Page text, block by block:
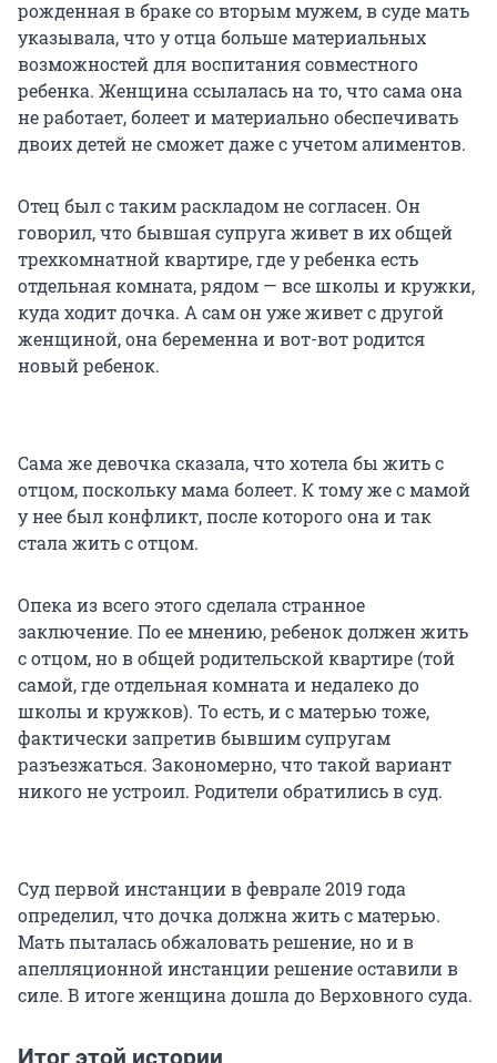
рожденная в браке со вторым мужем, в суде мать
указывала, что у отца больше материальных
возможностей для воспитания совместного
ребенка. Женщина ссылалась на то, что сама она
не работает, болеет и материально обеспечивать
двоих детей не сможет даже с учетом алиментов.
Отец был с таким раскладом не согласен. Он
говорил, что бывшая супруга живет в их общей
трехкомнатной квартире, где у ребенка есть
отдельная комната, рядом — все школы и кружки,
куда ходит дочка. А сам он уже живет с другой
женщиной, она беременна и вот-вот родится
новый ребенок.
Сама же девочка сказала, что хотела бы жить с
отцом, поскольку мама болеет. К тому же с мамой
у нее был конфликт, после которого она и так
стала жить с отцом.
Опека из всего этого сделала странное
заключение. По ее мнению, ребенок должен жить
с отцом, но в общей родительской квартире (той
самой, где отдельная комната и недалеко до
школы и кружков). То есть, и с матерью тоже,
фактически запретив бывшим супругам
разъезжаться. Закономерно, что такой вариант
никого не устроил. Родители обратились в суд.
Суд первой инстанции в феврале 2019 года
определил, что дочка должна жить с матерью.
Мать пыталась обжаловать решение, но и в
апелляционной инстанции решение оставили в
силе. В итоге женщина дошла до Верховного суда.